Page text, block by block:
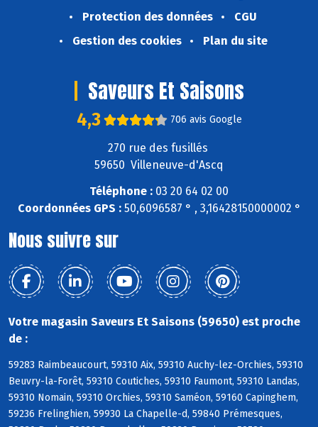
Protection des données
CGU
Gestion des cookies
Plan du site
Saveurs Et Saisons
4,3 706 avis Google
270 rue des fusillés
59650 Villeneuve-d'Ascq
Téléphone : 03 20 64 02 00
Coordonnées GPS :50,6096587 ° , 3,16428150000002 °
Nous suivre sur
Votre magasin Saveurs Et Saisons (59650) est proche
de :
59283 Raimbeaucourt, 59310 Aix, 59310 Auchy-lez-Orchies, 59310
Beuvry-la-Forêt, 59310 Coutiches, 59310 Faumont, 59310 Landas,
59310 Nomain, 59310 Orchies, 59310 Saméon, 59160 Capinghem,
59236 Frelinghien, 59930 La Chapelle-d, 59840 Prémesques,